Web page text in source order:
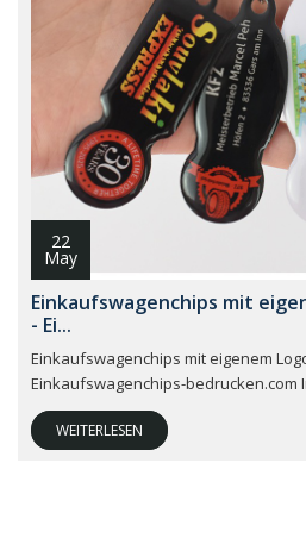
22
May
Einkaufswagenchips mit
- Ei...
Einkaufswagenchips mit eigenem
Einkaufswagenchips-bedrucken.com
WEITERLESEN